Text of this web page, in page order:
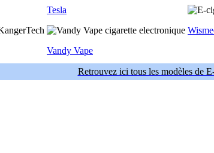
Tesla
Vandy Vape
Retrouvez ici tous les modèles de